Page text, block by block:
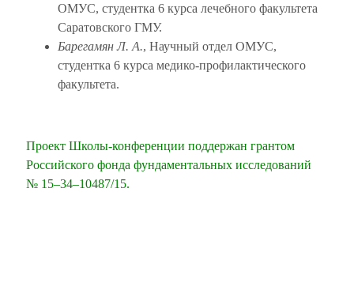
ОМУС, студентка 6 курса лечебного факультета
Саратовского ГМУ.
Барегамян Л. А., Научный отдел ОМУС,
студентка 6 курса медико-профилактического
факультета.
Проект Школы-конференции поддержан грантом
Российского фонда фундаментальных исследований
№ 15–34–10487/15.